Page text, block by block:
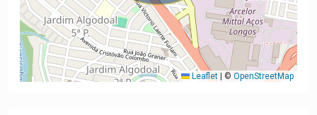
Leaflet © OpenStreetMap